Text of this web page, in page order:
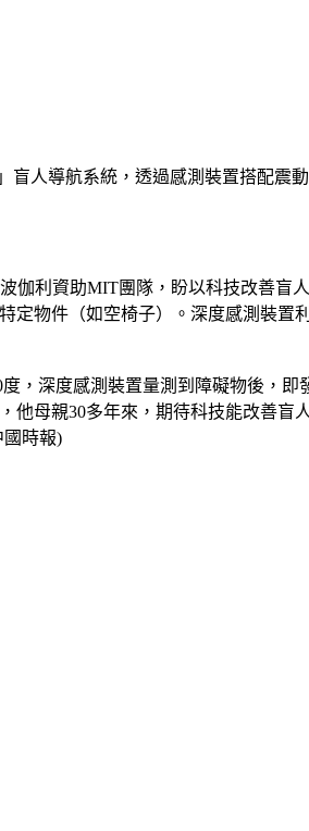
人導航系統，透過感測裝置搭配震
伽利資助MIT團隊，盼以科技改善盲
定物件（如空椅子）。深度感測裝置
，深度感測裝置量測到障礙物後，即
他母親30多年來，期待科技能改善盲
國時報)